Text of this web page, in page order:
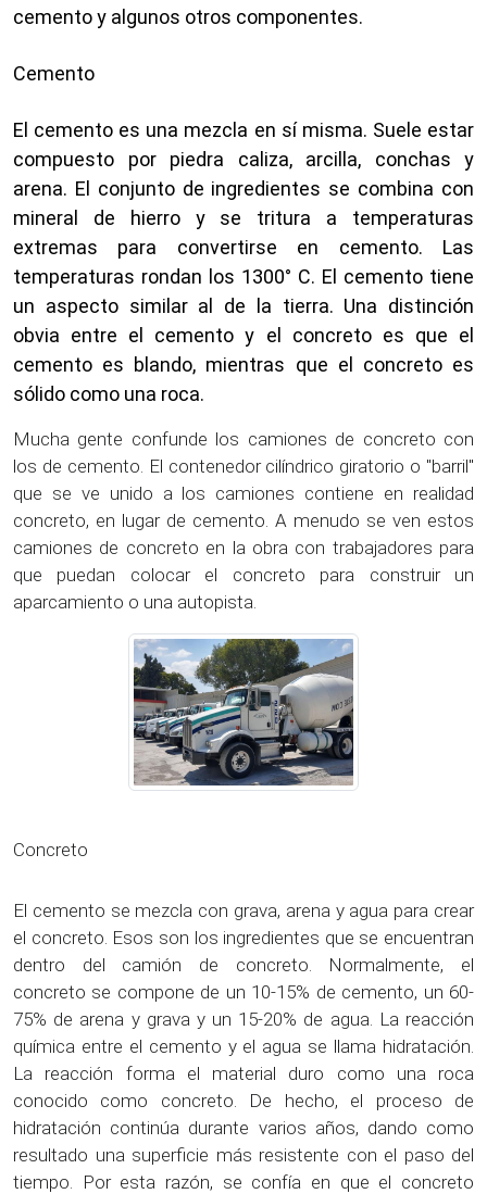
cemento y algunos otros componentes.
Cemento
El cemento es una mezcla en sí misma. Suele estar
compuesto por piedra caliza, arcilla, conchas y
arena. El conjunto de ingredientes se combina con
mineral de hierro y se tritura a temperaturas
extremas para convertirse en cemento. Las
temperaturas rondan los 1300° C. El cemento tiene
un aspecto similar al de la tierra. Una distinción
obvia entre el cemento y el concreto es que el
cemento es blando, mientras que el concreto es
sólido como una roca.
Mucha gente confunde los camiones de concreto con
los de cemento. El contenedor cilíndrico giratorio o "barril"
que se ve unido a los camiones contiene en realidad
concreto, en lugar de cemento. A menudo se ven estos
camiones de concreto en la obra con trabajadores para
que puedan colocar el concreto para construir un
aparcamiento o una autopista.
Concreto
El cemento se mezcla con grava, arena y agua para crear
el concreto. Esos son los ingredientes que se encuentran
dentro del camión de concreto. Normalmente, el
concreto se compone de un 10-15% de cemento, un 60-
75% de arena y grava y un 15-20% de agua. La reacción
química entre el cemento y el agua se llama hidratación.
La reacción forma el material duro como una roca
conocido como concreto. De hecho, el proceso de
hidratación continúa durante varios años, dando como
resultado una superficie más resistente con el paso del
tiempo. Por esta razón, se confía en que el concreto